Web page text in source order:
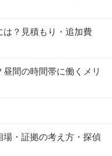
？見積もり・追加費
間の時間帯に働くメリ
・証拠の考え方・探偵